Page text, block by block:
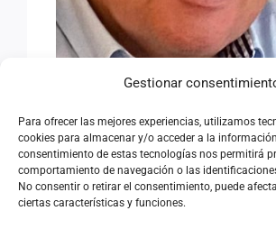
Gestionar
Para ofrecer las mejores experiencias, utilizamos
cookies para almacenar y/o acceder a la
consentimiento de estas tecnologías nos permitirá
comportamiento de navegación o las
No consentir o retirar el consentimiento, puede
ciertas características y funciones.